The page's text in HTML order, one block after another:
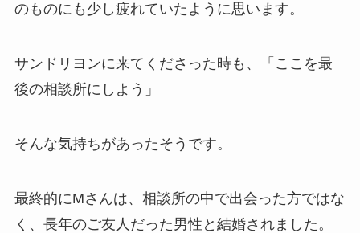
のものにも少し疲れていたように思います。
サンドリヨンに来てくださった時も、「ここを最
後の相談所にしよう」
そんな気持ちがあったそうです。
最終的にMさんは、相談所の中で出会った方ではな
く、長年のご友人だった男性と結婚されました。